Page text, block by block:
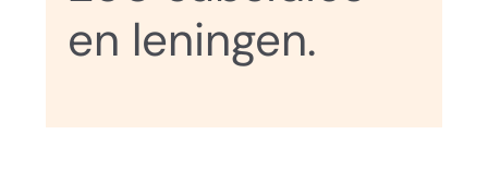
en leningen.